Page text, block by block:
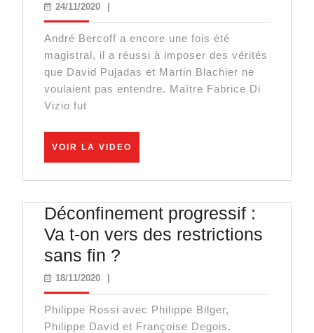
Vizio,
24/11/202024/11/2020
André Bercoff a encore une fois été
magistral, il a réussi à imposer des vérités
que David Pujadas et Martin Blachier ne
voulaient pas entendre. Maître Fabrice Di
Vizio fut
VOIR LA VIDEO
Déconfinement progressif :
Va t-on vers des restrictions
sans fin ?
:
Va
18/11/202018/11/2020
Philippe Rossi avec Philippe Bilger,
Philippe David et Françoise Degois.